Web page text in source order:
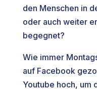
den Menschen in
oder auch weiter
begegnet?
Wie immer
auf Facebook
Youtube hoch, um